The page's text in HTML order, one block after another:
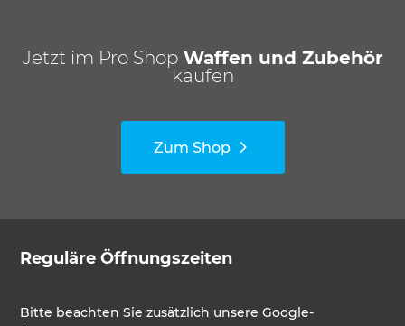
Jetzt im Pro Shop Waffen und Zubehör
kaufen
Zum Shop
Reguläre Öffnungszeiten
Bitte beachten Sie zusätzlich unsere Google-